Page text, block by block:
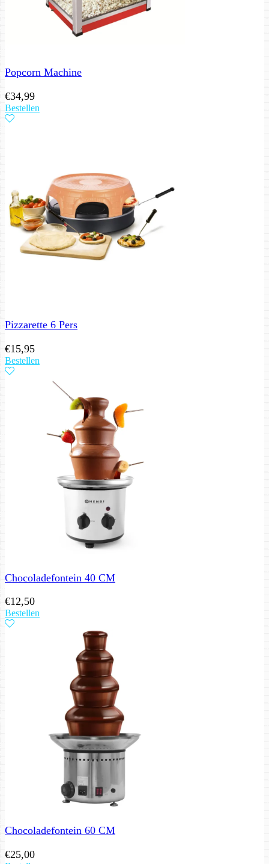
Popcorn Machine
€34,99
Bestellen
Pizzarette 6 Pers
€15,95
Bestellen
Chocoladefontein 40 CM
€12,50
Bestellen
Chocoladefontein 60 CM
€25,00